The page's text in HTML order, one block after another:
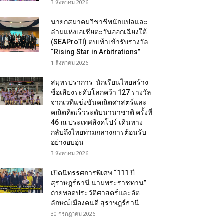
3 สิงหาคม 2026
นายกสมาคมวิชาชีพนักแปลและ
ล่ามแห่งเอเชียตะวันออกเฉียงใต้
(SEAProTI) ตบเท้าเข้ารับรางวัล
“Rising Star in Arbitrations”
1 สิงหาคม 2026
สมุทรปราการ นักเรียนไทยสร้าง
ชื่อเสียงระดับโลกคว้า 127 รางวัล
จากเวทีแข่งขันคณิตศาสตร์และ
คณิตคิดเร็วระดับนานาชาติ ครั้งที่
46 ณ ประเทศสิงคโปร์ เดินทาง
กลับถึงไทยท่ามกลางการต้อนรับ
อย่างอบอุ่น
3 สิงหาคม 2026
เปิดนิทรรศการพิเศษ “111 ปี
สุราษฎร์ธานี นามพระราชทาน”
ถ่ายทอดประวัติศาสตร์และอัต
ลักษณ์เมืองคนดี สุราษฎร์ธานี
30 กรกฎาคม 2026